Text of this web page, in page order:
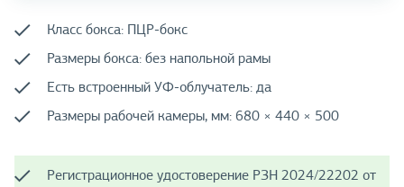
Класс бокса: ПЦР-бокс
Размеры бокса: без напольной рамы
Есть встроенный УФ-облучатель: да
Размеры рабочей камеры, мм: 680 × 440 × 500
Регистрационное удостоверение РЗН 2024/22202 от